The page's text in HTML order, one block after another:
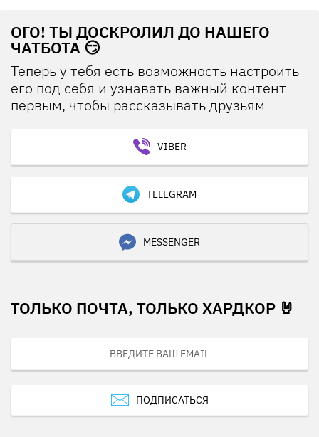
ОГО! ТЫ ДОСКРОЛИЛ ДО НАШЕГО
ЧАТБОТА 😏
Теперь у тебя есть возможность настроить
его под себя и узнавать важный контент
первым, чтобы рассказывать друзьям
VIBER
TELEGRAM
MESSENGER
ТОЛЬКО ПОЧТА, ТОЛЬКО ХАРДКОР 🤘
ПОДПИСАТЬСЯ